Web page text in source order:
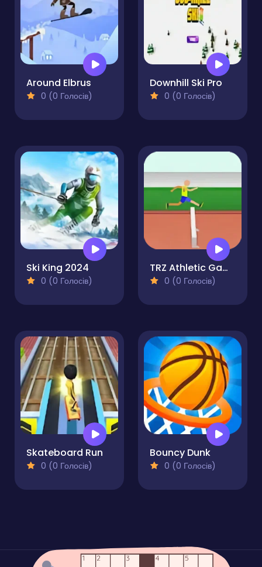
Around Elbrus
0 (0 Голосів)
Downhill Ski Pro
0 (0 Голосів)
Ski King 2024
0 (0 Голосів)
TRZ Athletic Games
0 (0 Голосів)
Skateboard Run
0 (0 Голосів)
Bouncy Dunk
0 (0 Голосів)